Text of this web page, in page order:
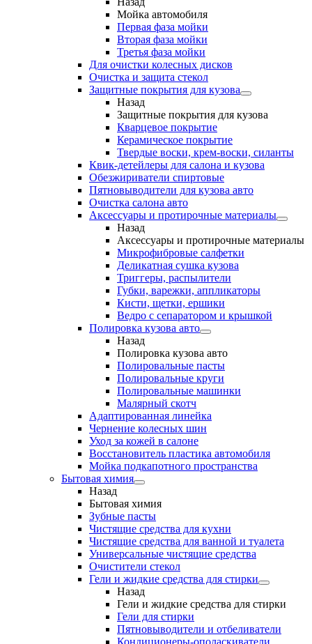
Мойка автомобиля
Первая фаза мойки
Вторая фаза мойки
Третья фаза мойки
Для очистки колесных дисков
Очистка и защита стекол
Защитные покрытия для кузова
Назад
Защитные покрытия для кузова
Кварцевое покрытие
Керамическое покрытие
Твердые воски, крем-воски, силанты
Квик-детейлеры для салона и кузова
Обезжириватели спиртовые
Пятновыводители для кузова авто
Очистка салона авто
Аксессуары и протирочные материалы
Назад
Аксессуары и протирочные материалы
Микрофибровые салфетки
Деликатная сушка кузова
Триггеры, распылители
Губки, варежки, аппликаторы
Кисти, щетки, ершики
Ведро с сепаратором и крышкой
Полировка кузова авто
Назад
Полировка кузова авто
Полировальные пасты
Полировальные круги
Полировальные машинки
Малярный cкотч
Адаптированная линейка
Чернение колесных шин
Уход за кожей в салоне
Восстановитель пластика автомобиля
Мойка подкапотного пространства
Бытовая химия
Назад
Бытовая химия
Зубные пасты
Чистящие средства для кухни
Чистящие средства для ванной и туалета
Универсальные чистящие средства
Очистители стекол
Гели и жидкие средства для стирки
Назад
Гели и жидкие средства для стирки
Гели для стирки
Пятновыводители и отбеливатели
Кондиционеры-ополаскиватели